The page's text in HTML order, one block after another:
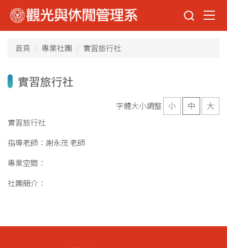
到
主
區
首頁 專業社團 實習旅行社
實習旅行社
字體大小調整 小 中
大
實習旅行社
指導老師：謝永茂 老師
專業空間：
社團簡介：